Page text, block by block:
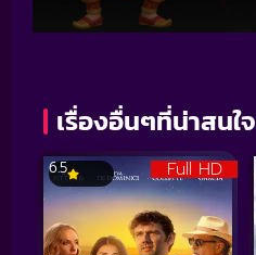
เรื่องอื่นๆที่น่าสนใจ
Full HD
6.5